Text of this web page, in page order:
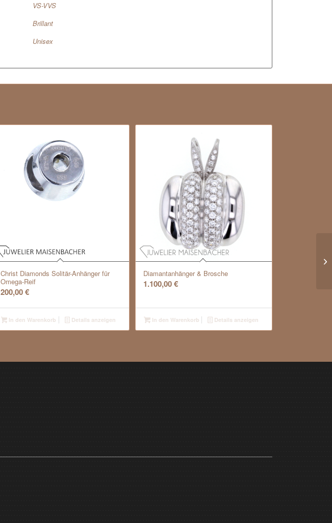
VS-VVS
Brillant
Unisex
Christ Diamonds Solitär-Anhänger für
Omega-Reif
200,00€
In den Warenkorb Details anzeigen
Diamantanhänger & Brosche
1.100,00€
In den Warenkorb Details anzeigen